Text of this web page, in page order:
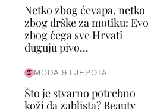
Netko zbog ćevapa, netko
zbog drške za motiku: Evo
zbog čega sve Hrvati
duguju pivo...
MODA & LJEPOTA
Što je stvarno potrebno
koži da zablista? Beauty